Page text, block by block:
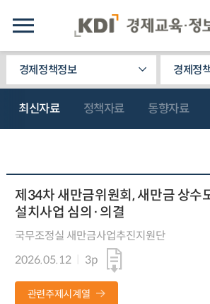
경제정책정보 경제정
최신자료 정책자료 동향자료
제34차 새만금위원회, 새만금 상수
설치사업 심의·의결
국무조정실 새만금사업추진지원단
2026.05.12
3p
관련주제시계열